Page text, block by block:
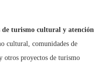
de turismo cultural y atención
cultural, comunidades de
otros proyectos de turismo